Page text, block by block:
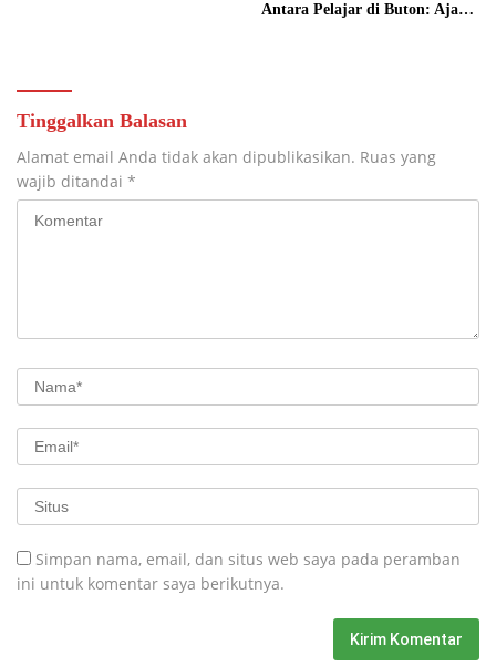
Antara Pelajar di Buton: Ajang
Tinggalkan Balasan
Alamat email Anda tidak akan dipublikasikan. Ruas yang
wajib ditandai *
Simpan nama, email, dan situs web saya pada peramban
ini untuk komentar saya berikutnya.